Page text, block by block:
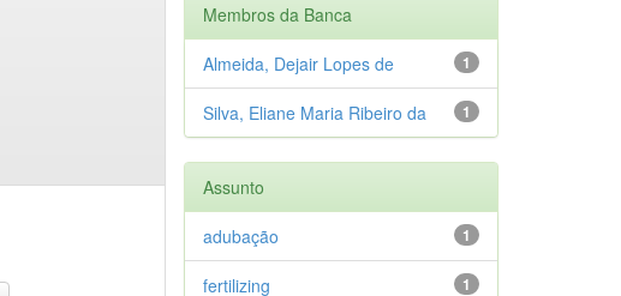
Membros da Banca
1
Almeida, Dejair Lopes de
1
Silva, Eliane Maria Ribeiro da
Assunto
1
adubação
1
fertilizing